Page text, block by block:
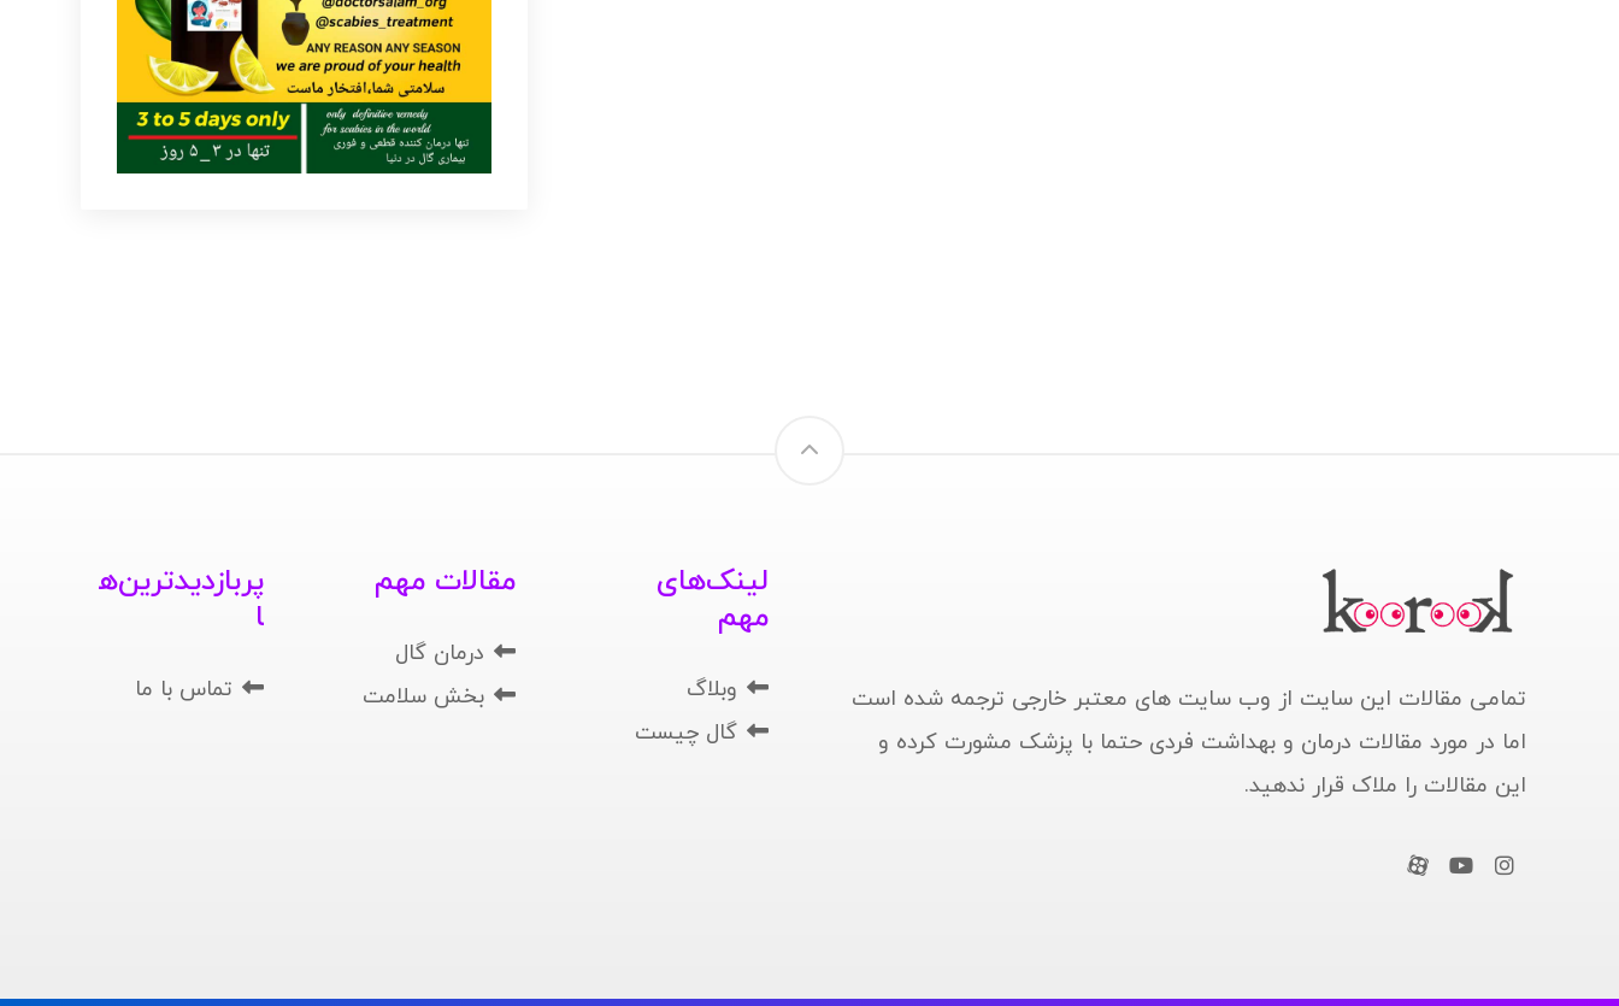
تمامی مقالات این سایت از وب سایت های معتبر خارجی ترجمه شده است
اما در مورد مقالات درمان و بهداشت فردی حتما با پزشک مشورت کرده و
این مقالات را ملاک قرار ندهید.
لینک‌های
مهم
وبلاگ
گال چیست
مقالات مهم
درمان گال
بخش سلامت
پربازدیدترین‌ه
ا
تماس با ما